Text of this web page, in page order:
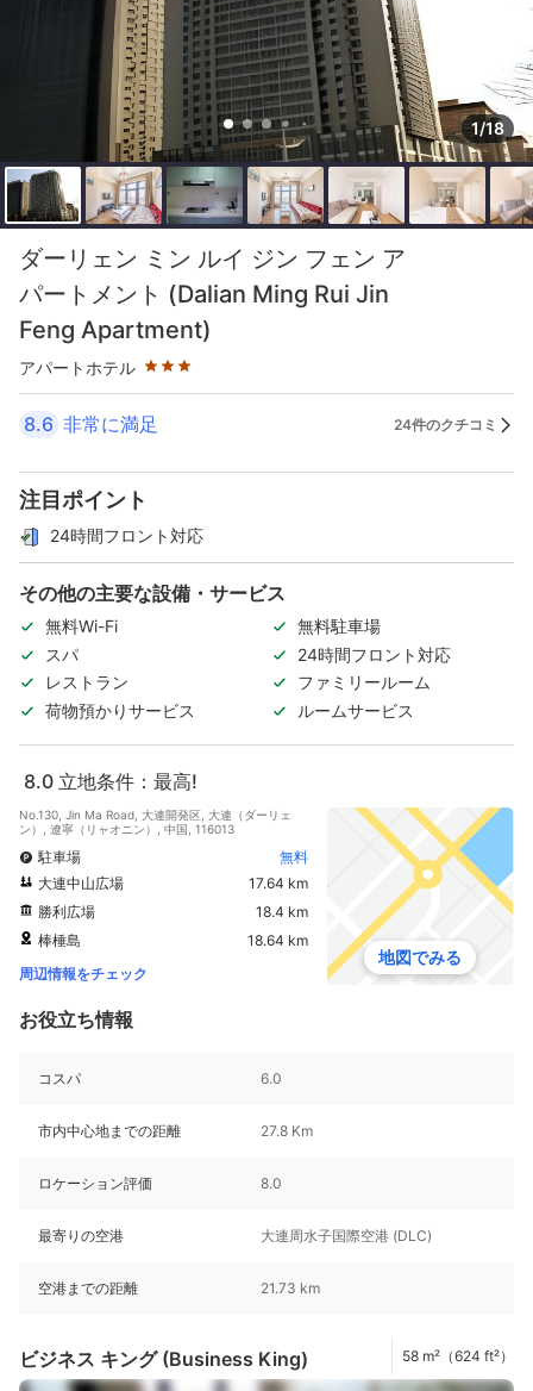
1/18
ダーリェン ミン ルイ ジン フェン ア
パートメント (Dalian Ming Rui Jin
Feng Apartment)
アパートホテル
星評価 3つ星
8.6 非常に満足 24件のクチコミ
注目ポイント
24時間フロント対応
その他の主要な設備・サービス
無料Wi-Fi
無料駐車場
スパ
24時間フロント対応
レストラン
ファミリールーム
荷物預かりサービス
ルームサービス
8.0 立地条件：最高!
No.130, Jin Ma Road, 大連開発区, 大連（ダーリェ
ン）, 遼寧（リャオニン）, 中国, 116013
駐車場
無料
大連中山広場
17.64 km
勝利広場
18.4 km
棒棰島
18.64 km
周辺情報をチェック
地図でみる
お役立ち情報
コスパ 6.0
市内中心地までの距離 27.8 Km
ロケーション評価 8.0
最寄りの空港 大連周水子国際空港 (DLC)
空港までの距離 21.73 km
ビジネス キング (Business King) 58 m²（624 ft²）